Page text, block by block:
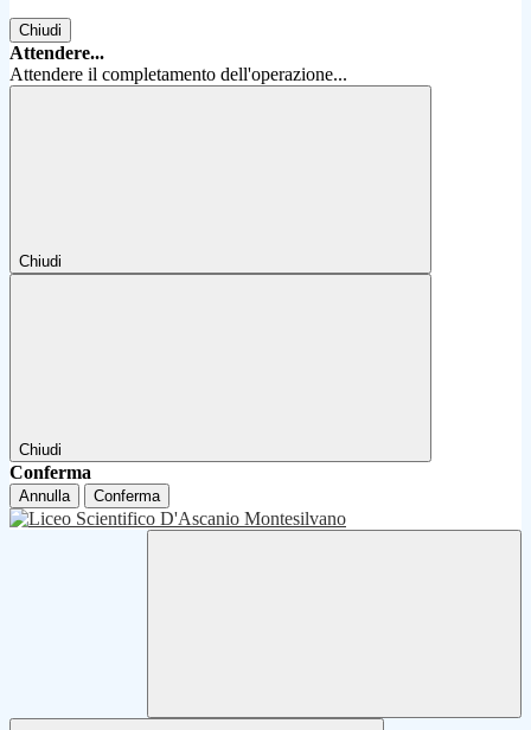
Chiudi
Attendere...
Attendere il completamento dell'operazione...
Chiudi
Chiudi
Conferma
Annulla Conferma